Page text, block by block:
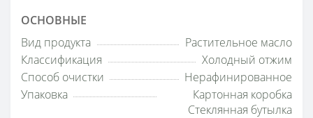
ОСНОВНЫЕ
Вид продукта
Растительное масло
Классификация
Холодный отжим
Способ очистки
Нерафинированное
Упаковка
Картонная коробка
Стеклянная бутылка